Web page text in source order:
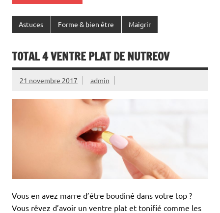
Astuces Forme & bien être Maigrir
TOTAL 4 VENTRE PLAT DE NUTREOV
21 novembre 2017 admin
Vous en avez marre d’être boudiné dans votre top ?
Vous rêvez d’avoir un ventre plat et tonifié comme les